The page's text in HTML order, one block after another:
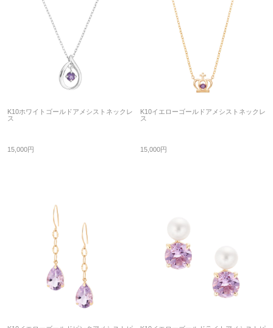
K10ホワイトゴールドアメシストネックレ
ス
15,000円
K10イエローゴールドアメシストネックレ
ス
15,000円